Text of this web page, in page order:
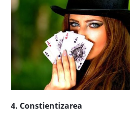
4. Constientizarea